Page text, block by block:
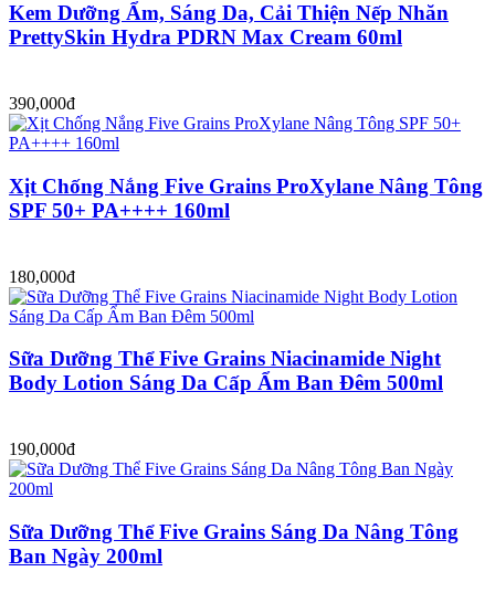
Kem Dưỡng Ẩm, Sáng Da, Cải Thiện Nếp Nhăn
PrettySkin Hydra PDRN Max Cream 60ml
390,000đ
Xịt Chống Nắng Five Grains ProXylane Nâng Tông
SPF 50+ PA++++ 160ml
180,000đ
Sữa Dưỡng Thể Five Grains Niacinamide Night
Body Lotion Sáng Da Cấp Ẩm Ban Đêm 500ml
190,000đ
Sữa Dưỡng Thể Five Grains Sáng Da Nâng Tông
Ban Ngày 200ml